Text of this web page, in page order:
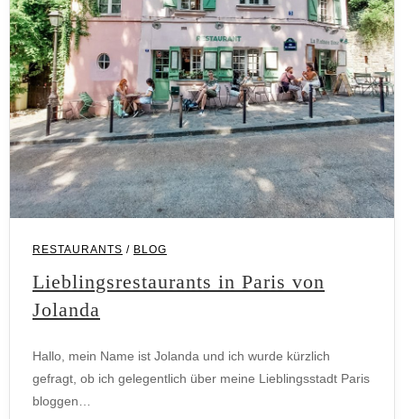
RESTAURANTS / BLOG
Lieblingsrestaurants in Paris von
Jolanda
Hallo, mein Name ist Jolanda und ich wurde kürzlich
gefragt, ob ich gelegentlich über meine Lieblingsstadt Paris
bloggen…